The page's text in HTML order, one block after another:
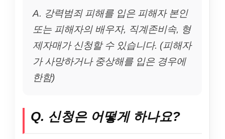
A. 강력범죄 피해를 입은 피해자 본인
또는 피해자의 배우자, 직계존비속, 형
제자매가 신청할 수 있습니다. (피해자
가 사망하거나 중상해를 입은 경우에
한함)
Q. 신청은 어떻게 하나요?